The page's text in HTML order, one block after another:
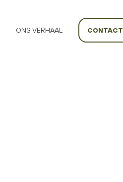
ONS VERHAAL CONTACT